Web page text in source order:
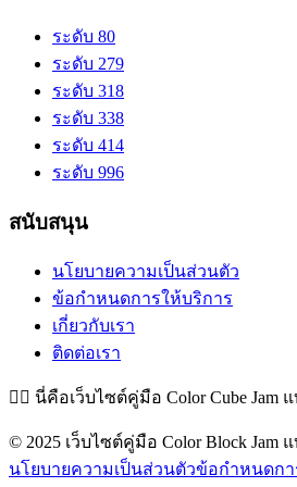
ระดับ 80
ระดับ 279
ระดับ 318
ระดับ 338
ระดับ 414
ระดับ 996
สนับสนุน
นโยบายความเป็นส่วนตัว
ข้อกำหนดการให้บริการ
เกี่ยวกับเรา
ติดต่อเรา
👉🏻 นี่คือเว็บไซต์คู่มือ Color Cube
© 2025 เว็บไซต์คู่มือ Color Block
นโยบายความเป็นส่วนตัวข้อกำหนดกา